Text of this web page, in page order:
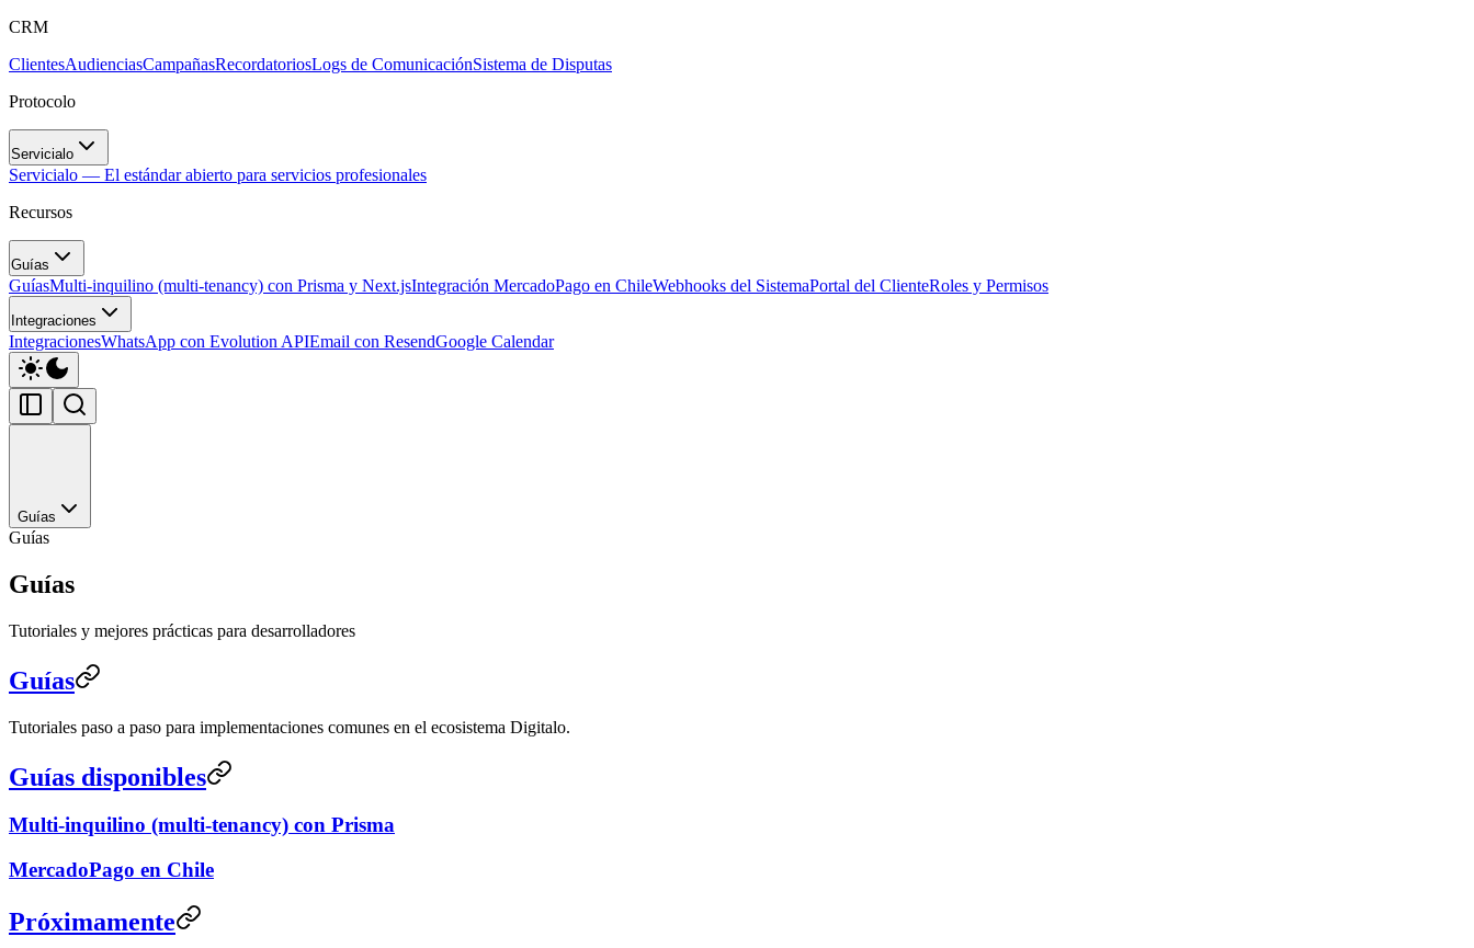
CRM
ClientesAudienciasCampañasRecordatoriosLogs de ComunicaciónSistema de Disputas
Protocolo
Servicialo
Servicialo — El estándar abierto para servicios profesionales
Recursos
Guías
GuíasMulti-inquilino (multi-tenancy) con Prisma y Next.jsIntegración MercadoPago en ChileWebhooks del SistemaPortal del ClienteRoles y Permisos
Integraciones
IntegracionesWhatsApp con Evolution APIEmail con ResendGoogle Calendar
Guías
Guías
Guías
Tutoriales y mejores prácticas para desarrolladores
Guías
Tutoriales paso a paso para implementaciones comunes en el ecosistema Digitalo.
Guías disponibles
Multi-inquilino (multi-tenancy) con Prisma
MercadoPago en Chile
Próximamente